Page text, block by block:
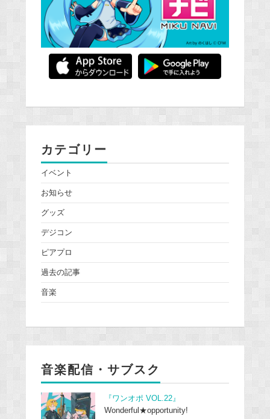
カテゴリー
イベント
お知らせ
グッズ
デジコン
ピアプロ
過去の記事
音楽
音楽配信・サブスク
『ワンオポ VOL.22』
Wonderful★opportunity!